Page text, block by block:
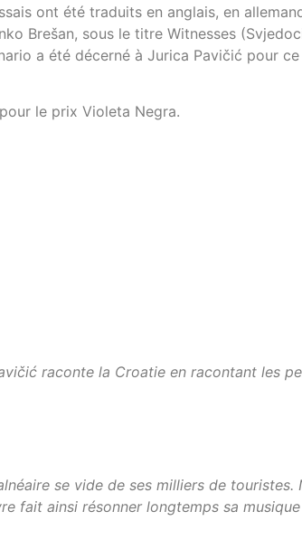
ont été traduits en anglais, en
Brešan, sous le titre Witnesses
a été décerné à Jurica Pavičić pour
le prix Violeta Negra.
raconte la Croatie en racontant les
se vide de ses milliers de touristes.
fait ainsi résonner longtemps sa